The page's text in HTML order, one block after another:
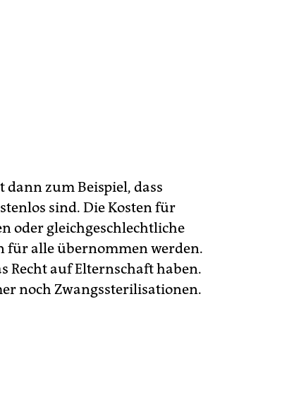
dann zum Beispiel, dass
sind. Die Kosten für
oder gleichgeschlechtliche
für alle übernommen werden.
Recht auf Elternschaft haben.
noch Zwangssterilisationen.